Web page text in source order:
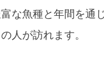
な魚種と年間を通
人が訪れます。